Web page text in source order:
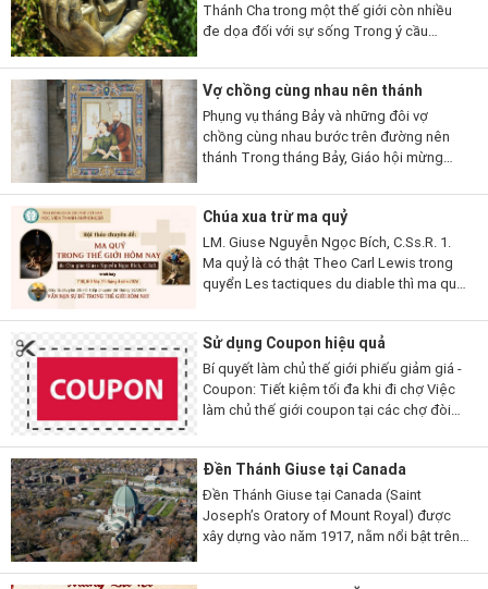
Thánh Cha trong một thế giới còn nhiều
đe dọa đối với sự sống Trong ý cầu
XIV mời gọi các tín hữu...
Vợ chồng cùng nhau nên thánh
Phụng vụ tháng Bảy và những đôi vợ
chồng cùng nhau bước trên đường nên
thánh Trong tháng Bảy, Giáo hội mừng
thiện thuộc nhiều thời đại và hoàn cảnh
khác...
Chúa xua trừ ma quỷ
LM. Giuse Nguyễn Ngọc Bích, C.Ss.R. 1.
Ma quỷ là có thật Theo Carl Lewis trong
quyển Les tactiques du diable thì ma quỷ
không tin có nó để nó được tự...
Sử dụng Coupon hiệu quả
Bí quyết làm chủ thế giới phiếu giảm giá -
Coupon: Tiết kiệm tối đa khi đi chợ Việc
làm chủ thế giới coupon tại các chợ đòi
động sang người...
Đền Thánh Giuse tại Canada
Đền Thánh Giuse tại Canada (Saint
Joseph’s Oratory of Mount Royal) được
xây dựng vào năm 1917, nằm nổi bật trên
Montreal, Năm 1955, Đại Thánh Đường